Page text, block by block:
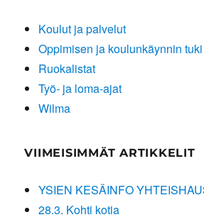
Koulut ja palvelut
Oppimisen ja koulunkäynnin tuki
Ruokalistat
Työ- ja loma-ajat
Wilma
VIIMEISIMMÄT ARTIKKELIT
YSIEN KESÄINFO
28.3. Kohti kotia